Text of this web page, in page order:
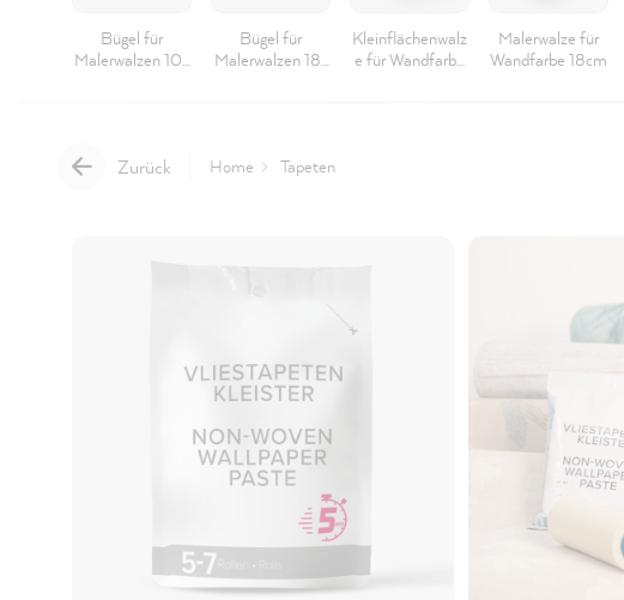
Bügel für
Malerwalzen 10-
Bügel für
Malerwalzen 18-
Kleinflächenwalz
e für Wandfarbe
Malerwalze für
Wandfarbe 18cm
Zurück Home Tapeten